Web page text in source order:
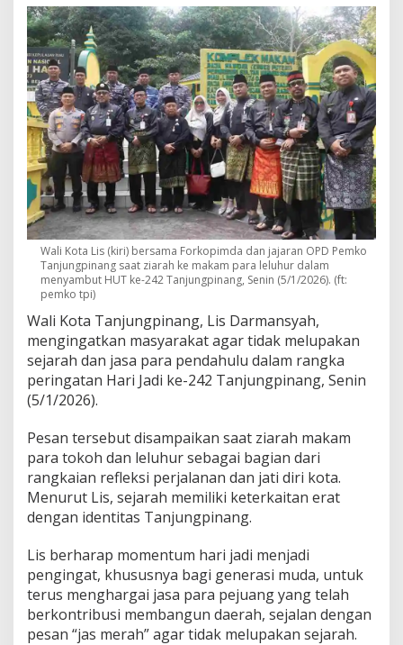
Wali Kota Lis (kiri) bersama Forkopimda dan jajaran OPD Pemko
Tanjungpinang saat ziarah ke makam para leluhur dalam
menyambut HUT ke-242 Tanjungpinang, Senin (5/1/2026). (ft:
pemko tpi)
Wali Kota Tanjungpinang, Lis Darmansyah,
mengingatkan masyarakat agar tidak melupakan
sejarah dan jasa para pendahulu dalam rangka
peringatan Hari Jadi ke-242 Tanjungpinang, Senin
(5/1/2026).
Pesan tersebut disampaikan saat ziarah makam
para tokoh dan leluhur sebagai bagian dari
rangkaian refleksi perjalanan dan jati diri kota.
Menurut Lis, sejarah memiliki keterkaitan erat
dengan identitas Tanjungpinang.
Lis berharap momentum hari jadi menjadi
pengingat, khususnya bagi generasi muda, untuk
terus menghargai jasa para pejuang yang telah
berkontribusi membangun daerah, sejalan dengan
pesan “jas merah” agar tidak melupakan sejarah.